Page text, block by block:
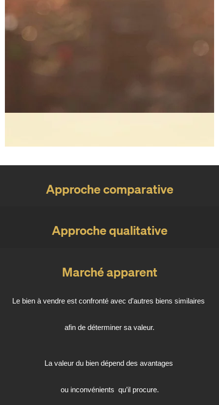
Approche comparative
Approche qualitative
Marché apparent
Le bien à vendre est confronté avec d’autres biens similaires
afin de déterminer sa valeur.
La valeur du bien dépend des avantages
ou inconvénients qu’il procure.